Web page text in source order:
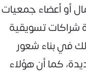
أو أعضاء جمعيات
شراكات تسويقية
في بناء شعور
كما أن هؤلاء